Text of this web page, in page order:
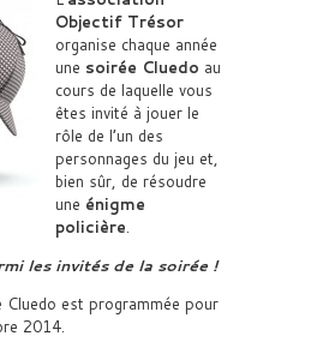
Objectif Trésor
organise chaque année
une soirée Cluedo au
cours de laquelle vous
êtes invité à jouer le
rôle de l’un des
personnages du jeu et,
bien sûr, de résoudre
une énigme
policière.
les invités de la soirée !
Cluedo est programmée pour
2014.